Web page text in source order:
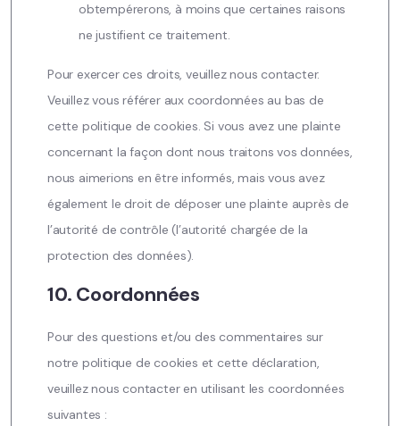
obtempérerons, à moins que certaines raisons
ne justifient ce traitement.
Pour exercer ces droits, veuillez nous contacter.
Veuillez vous référer aux coordonnées au bas de
cette politique de cookies. Si vous avez une plainte
concernant la façon dont nous traitons vos données,
nous aimerions en être informés, mais vous avez
également le droit de déposer une plainte auprès de
l’autorité de contrôle (l’autorité chargée de la
protection des données).
10. Coordonnées
Pour des questions et/ou des commentaires sur
notre politique de cookies et cette déclaration,
veuillez nous contacter en utilisant les coordonnées
suivantes :